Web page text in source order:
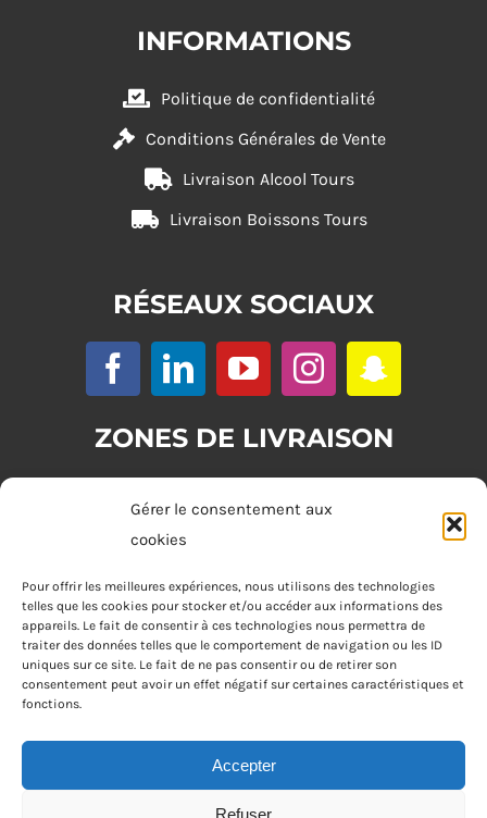
Gérer le consentement aux
cookies
Pour offrir les meilleures expériences, nous utilisons des technologies
telles que les cookies pour stocker et/ou accéder aux informations des
appareils. Le fait de consentir à ces technologies nous permettra de
traiter des données telles que le comportement de navigation ou les ID
uniques sur ce site. Le fait de ne pas consentir ou de retirer son
consentement peut avoir un effet négatif sur certaines caractéristiques et
fonctions.
Accepter
Refuser
INFORMATIONS
Politique de confidentialité
Conditions Générales de Vente
Livraison Alcool Tours
Livraison Boissons Tours
RÉSEAUX SOCIAUX
ZONES DE LIVRAISON
Zone 1 : (commande minimum 20€)
Zone 2 : (commande minimum 30€)
Joué-lès-Tours, Chambray-lès-Tours, La Riche, Saint-Cyr-sur-Loire,
Saint-Pierre-des-Corps, Saint-Avertin
Zone 3 : (commande minimum 40€)